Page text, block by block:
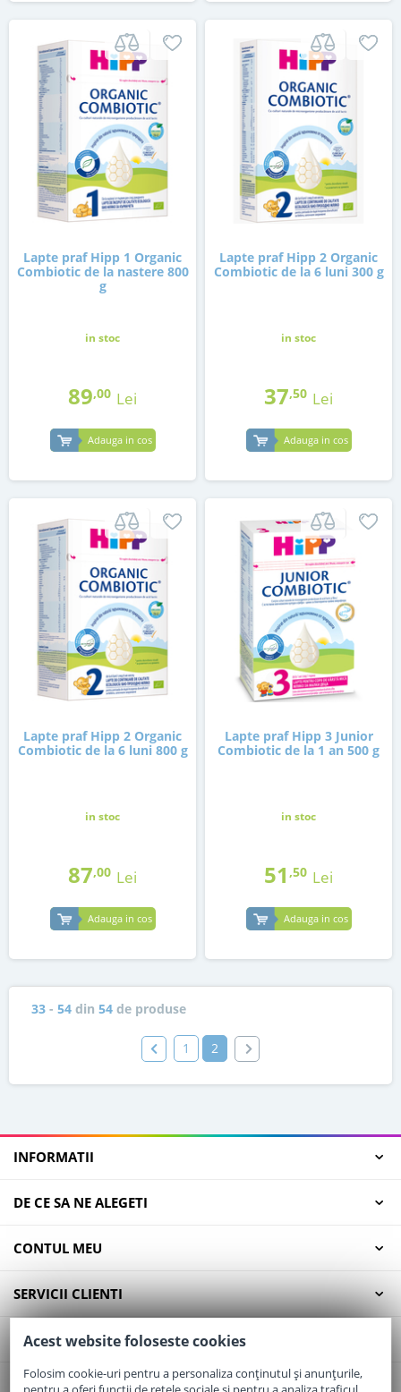
Lapte praf Hipp 1 Organic
Combiotic de la nastere 800
g
in stoc
89,00 Lei
Adauga in cos
Lapte praf Hipp 2 Organic
Combiotic de la 6 luni 300 g
in stoc
37,50 Lei
Adauga in cos
Lapte praf Hipp 2 Organic
Combiotic de la 6 luni 800 g
in stoc
87,00 Lei
Adauga in cos
Lapte praf Hipp 3 Junior
Combiotic de la 1 an 500 g
in stoc
51 ,50 Lei
Adauga in cos
33 - 54 din 54 de produse
1 2
INFORMATII
DE CE SA NE ALEGETI
CONTUL MEU
SERVICII CLIENTI
CONTACT
Acest website foloseste cookies
Folosim cookie-uri pentru a personaliza conținutul și anunțurile,